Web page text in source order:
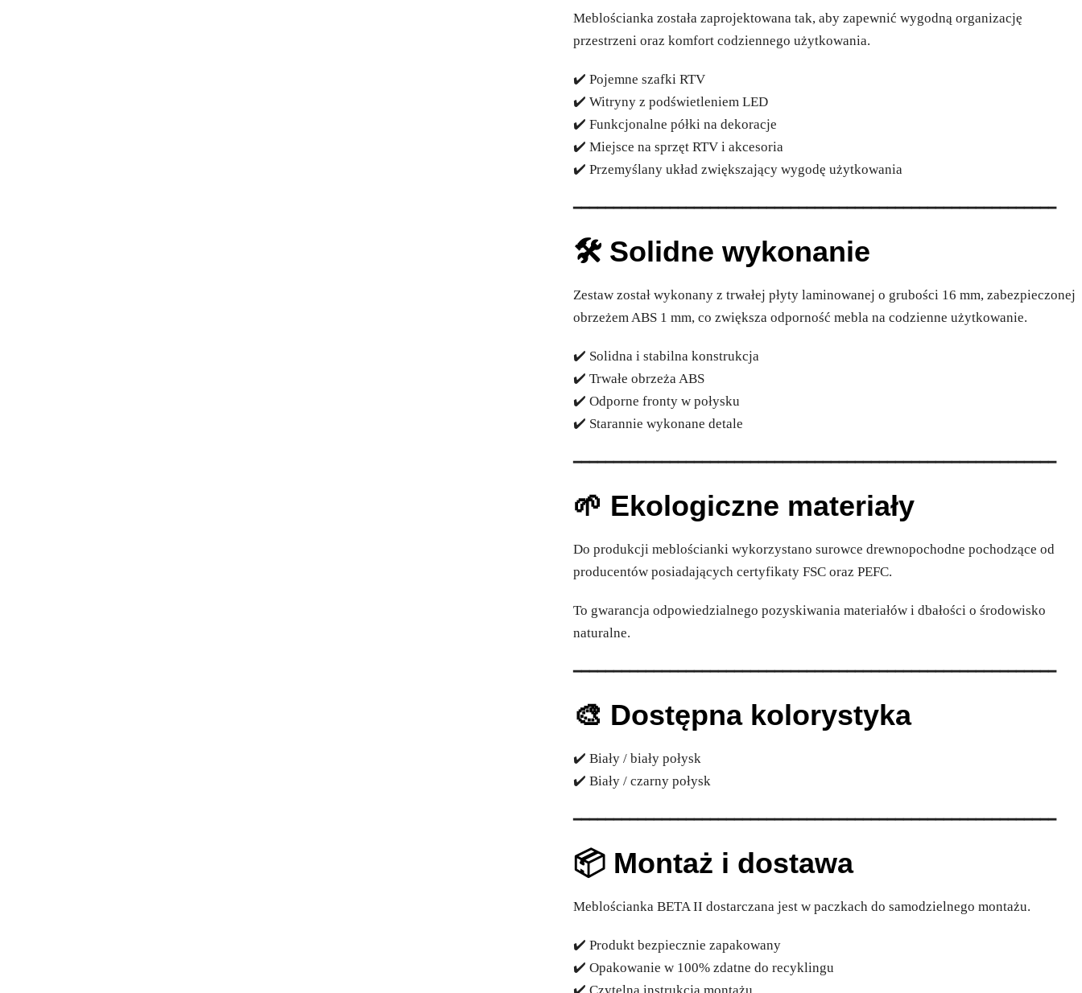
Meblościanka została zaprojektowana tak, aby zapewnić wygodną organizację
przestrzeni oraz komfort codziennego użytkowania.
✔️ Pojemne szafki RTV
✔️ Witryny z podświetleniem LED
✔️ Funkcjonalne półki na dekoracje
✔️ Miejsce na sprzęt RTV i akcesoria
✔️ Przemyślany układ zwiększający wygodę użytkowania
━━━━━━━━━━━━━━━━━━━━━━━━━━━━━━━━━━━━━━━━━━━━━━━━━━━━━━━━━━━━
🛠️ Solidne wykonanie
Zestaw został wykonany z trwałej płyty laminowanej o grubości 16 mm, zabezpieczonej
obrzeżem ABS 1 mm, co zwiększa odporność mebla na codzienne użytkowanie.
✔️ Solidna i stabilna konstrukcja
✔️ Trwałe obrzeża ABS
✔️ Odporne fronty w połysku
✔️ Starannie wykonane detale
━━━━━━━━━━━━━━━━━━━━━━━━━━━━━━━━━━━━━━━━━━━━━━━━━━━━━━━━━━━━
🌱 Ekologiczne materiały
Do produkcji meblościanki wykorzystano surowce drewnopochodne pochodzące od
producentów posiadających certyfikaty FSC oraz PEFC.
To gwarancja odpowiedzialnego pozyskiwania materiałów i dbałości o środowisko
naturalne.
━━━━━━━━━━━━━━━━━━━━━━━━━━━━━━━━━━━━━━━━━━━━━━━━━━━━━━━━━━━━
🎨 Dostępna kolorystyka
✔️ Biały / biały połysk
✔️ Biały / czarny połysk
━━━━━━━━━━━━━━━━━━━━━━━━━━━━━━━━━━━━━━━━━━━━━━━━━━━━━━━━━━━━
📦 Montaż i dostawa
Meblościanka BETA II dostarczana jest w paczkach do samodzielnego montażu.
✔️ Produkt bezpiecznie zapakowany
✔️ Opakowanie w 100% zdatne do recyklingu